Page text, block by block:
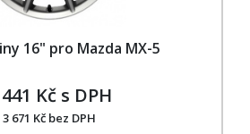
16" pro Mazda MX-5
Kč s DPH
3 671 Kč bez DPH